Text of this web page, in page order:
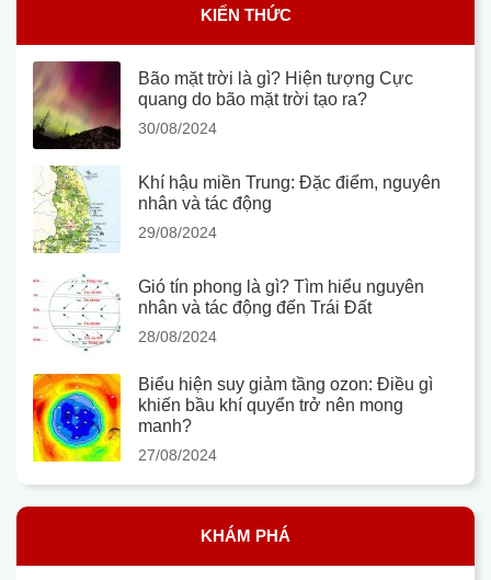
KIẾN THỨC
Bão mặt trời là gì? Hiện tượng Cực
quang do bão mặt trời tạo ra?
30/08/2024
Khí hậu miền Trung: Đặc điểm, nguyên
nhân và tác động
29/08/2024
Gió tín phong là gì? Tìm hiểu nguyên
nhân và tác động đến Trái Đất
28/08/2024
Biểu hiện suy giảm tầng ozon: Điều gì
khiến bầu khí quyển trở nên mong
manh?
27/08/2024
KHÁM PHÁ